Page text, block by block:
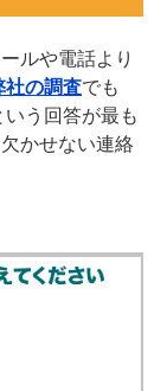
ルや電話より
社の調査でも
いう回答が最も
かせない連絡